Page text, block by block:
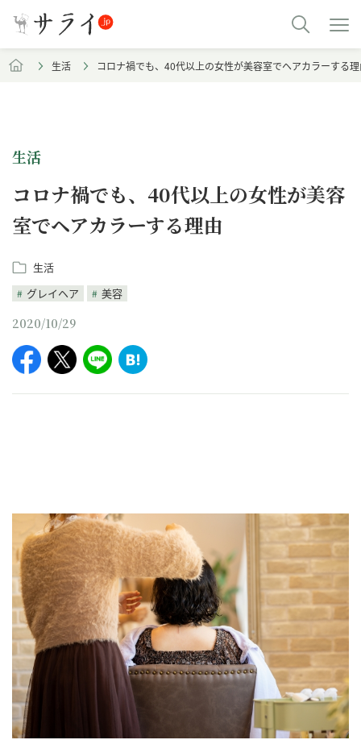
生活 コロナ禍でも、40代以上の女性が美容室でヘアカラーする
生活
コロナ禍でも、40代以上の女性が美容
室でヘアカラーする理由
生活
グレイヘア
美容
2020/10/29